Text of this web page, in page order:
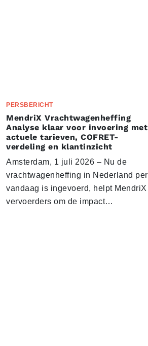
PERSBERICHT
MendriX Vrachtwagenheffing
Analyse klaar voor invoering met
actuele tarieven, COFRET-
verdeling en klantinzicht
Amsterdam, 1 juli 2026 – Nu de
vrachtwagenheffing in Nederland per
vandaag is ingevoerd, helpt MendriX
vervoerders om de impact…